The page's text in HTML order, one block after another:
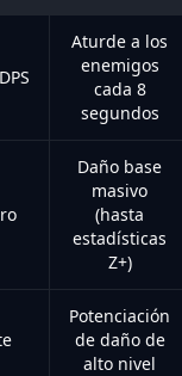
Aturde a los
enemigos
cada 8
segundos
Daño base
masivo
(hasta
estadísticas
Z+)
Potenciación
de daño de
alto nivel